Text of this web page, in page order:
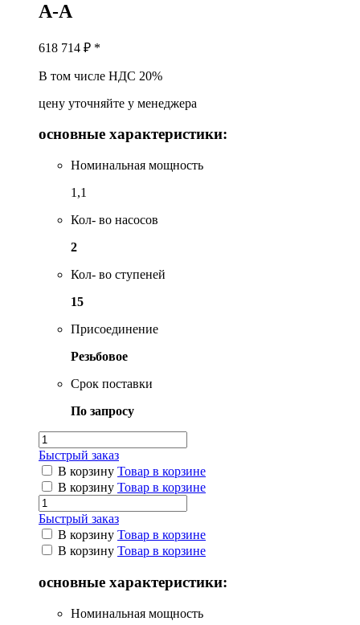
A-A
618 714 ₽ *
В том числе НДС 20%
цену уточняйте у менеджера
основные характеристики:
Номинальная мощность
1,1
Кол- во насосов
2
Кол- во ступеней
15
Присоединение
Резьбовое
Срок поставки
По запросу
Быстрый заказ
В корзину Товар в корзине
В корзину Товар в корзине
Быстрый заказ
В корзину Товар в корзине
В корзину Товар в корзине
основные характеристики:
Номинальная мощность